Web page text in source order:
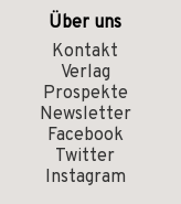
Über uns
Kontakt
Verlag
Prospekte
Newsletter
Facebook
Twitter
Instagram